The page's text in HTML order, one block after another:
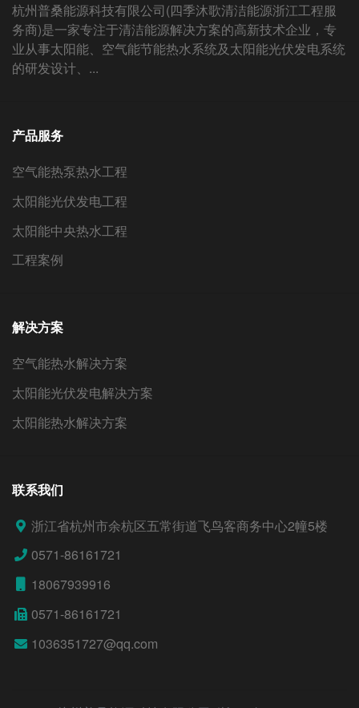
杭州普桑能源科技有限公司(四季沐歌清洁能源浙江工程服
务商)是一家专注于清洁能源解决方案的高新技术企业，专
业从事太阳能、空气能节能热水系统及太阳能光伏发电系统
的研发设计、...
产品服务
空气能热泵热水工程
太阳能光伏发电工程
太阳能中央热水工程
工程案例
解决方案
空气能热水解决方案
太阳能光伏发电解决方案
太阳能热水解决方案
联系我们
浙江省杭州市余杭区五常街道飞鸟客商务中心2幢5楼
0571-86161721
18067939916
0571-86161721
1036351727@qq.com